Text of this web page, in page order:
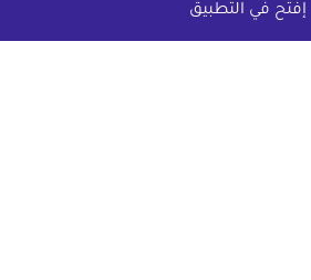
إفتح في التطبيق
تواصل معنا